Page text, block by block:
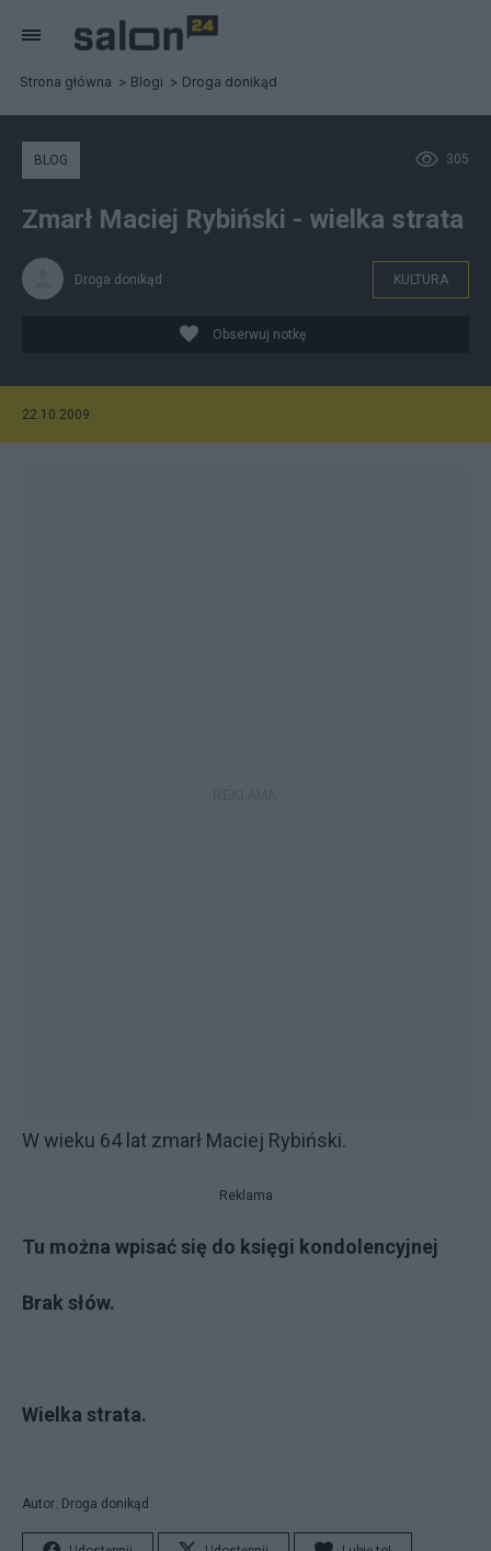
Strona główna Blogi Droga donikąd
305
BLOG
Zmarł Maciej Rybiński - wielka strata
Droga donikąd KULTURA
Obserwuj notkę
22.10.2009
W wieku 64 lat zmarł Maciej Rybiński.
Reklama
Tu można wpisać się do księgi kondolencyjnej
Brak słów.
Wielka strata.
Autor: Droga donikąd